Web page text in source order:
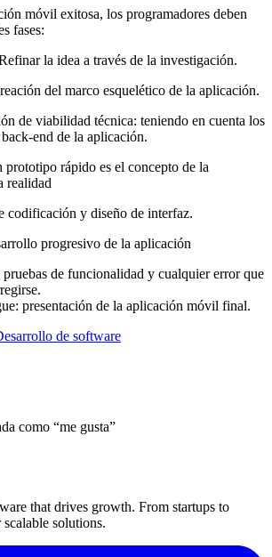
móvil exitosa, los programadores deben
fases:
la idea a través de la investigación.
del marco esquelético de la aplicación.
de viabilidad técnica: teniendo en cuenta los
back-end de la aplicación.
prototipo rápido es el concepto de la
realidad
codificación y diseño de interfaz.
progresivo de la aplicación
pruebas de funcionalidad y cualquier error que
presentación de la aplicación móvil final.
de software
como “me gusta”
that drives growth. From startups to
solutions.